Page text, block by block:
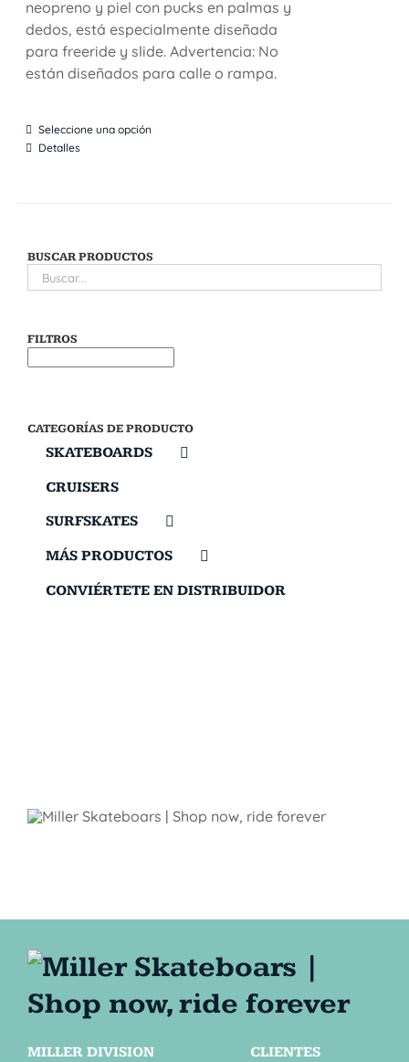
neopreno y piel con pucks en palmas y
dedos, está especialmente diseñada
para freeride y slide. Advertencia: No
están diseñados para calle o rampa.
Seleccione una opción
Detalles
BUSCAR PRODUCTOS
FILTROS
CATEGORÍAS DE PRODUCTO
SKATEBOARDS
CRUISERS
SURFSKATES
MÁS PRODUCTOS
CONVIÉRTETE EN DISTRIBUIDOR
MILLER DIVISION
CLIENTES